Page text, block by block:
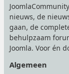
nieuws, de
gaan, de
behulpzaam
Joomla. Voor én
Algemeen